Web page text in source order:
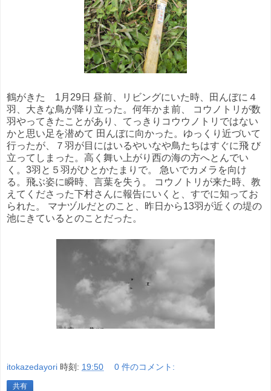
鶴がきた 1月29日 昼前、リビングにいた時、田んぼに４
羽、大きな鳥が降り立った。何年かま前、 コウノトリが数
羽やってきたことがあり、てっきりコウウノトリではない
かと思い足を潜めて 田んぼに向かった。ゆっくり近づいて
行ったが、７羽が目にはいるやいなや鳥たちはすぐに飛 び
立ってしまった。高く舞い上がり西の海の方へとんでい
く。3羽と５羽がひとかたまりで。 急いでカメラを向け
る。飛ぶ姿に瞬時、言葉を失う。 コウノトリが来た時、教
えてくださった下村さんに報告にいくと、すでに知ってお
られた。 マナヅルだとのこと、昨日から13羽が近くの堤の
池にきているとのことだった。
itokazedayori 時刻: 19:50 0 件のコメント:
共有